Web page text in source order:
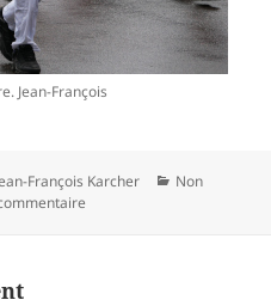
Jean-François
François Karcher Catégories
Non